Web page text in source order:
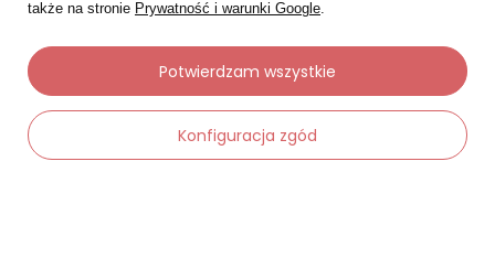
Moje zamówienia
także na stronie Prywatność i warunki Google.
Konfiguracja zgód
Potwierdzam wszystkie